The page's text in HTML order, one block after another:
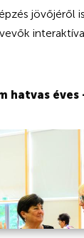
jövőjéről
hatvas